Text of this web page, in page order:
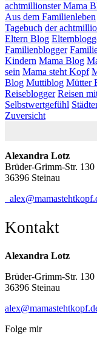
achtmillionster Mama
Aus dem Familienleben
Tagebuch der
Eltern Blog
Familienblogger
Kindern Mama Blog
sein Mama steht Kopf
Blog Muttiblog Mütter
Reiseblogger Reisen
Selbstwertgefühl
Zuversicht
Alexandra Lotz
Brüder-Grimm-Str. 130
36396 Steinau
Kontakt
Alexandra Lotz
Brüder-Grimm-Str. 130
36396 Steinau
Folge mir